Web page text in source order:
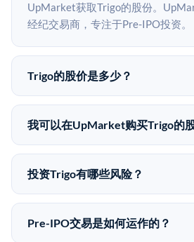
UpMarket获取Trigo的股份。
经纪交易商，专注于Pre-IPO投资。
Trigo的股价是多少？
Trigo没有公开股价，因为它是一家
知股价来自其最近一轮融资。 二级
同。
我可以在UpMarket购买Trigo的
可以。合格投资者可以通过填写本
upmarket.co创建账户来表达对Trigo
50,000美元。UpMarket是FINRA
自2019年以来已经纪超过5亿美元
投资Trigo有哪些风险？
Pre-IPO投资存在重大风险。Trigo
味着没有公开市场可以快速出售。
Pre-IPO交易是如何运作的？